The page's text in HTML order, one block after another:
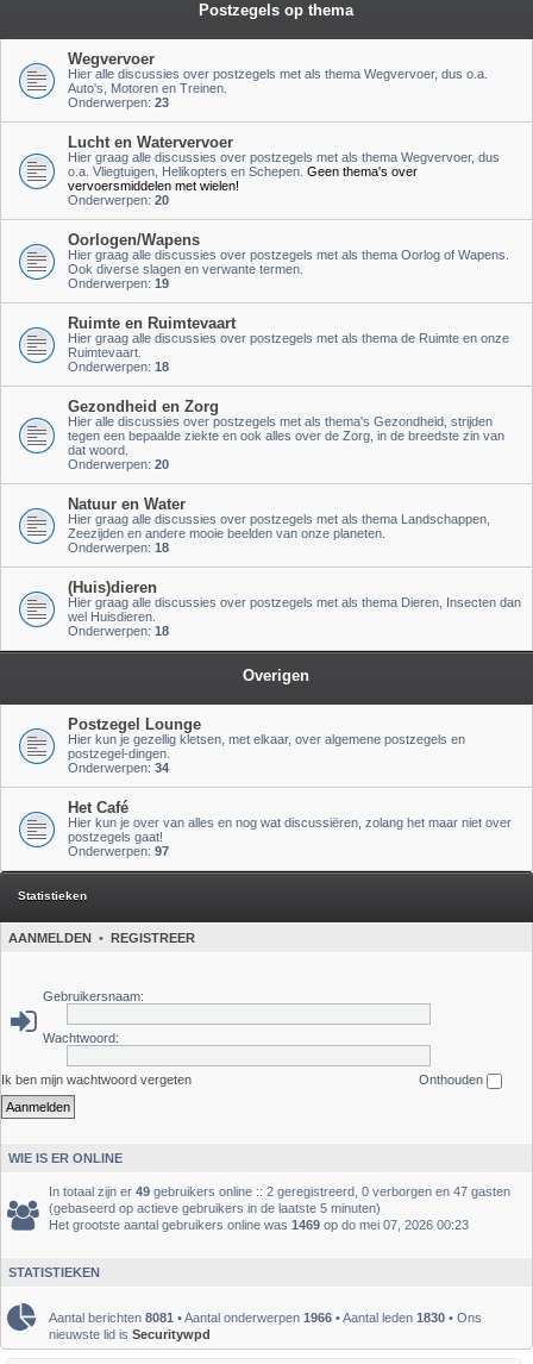
Postzegels op thema
Wegvervoer
Hier alle discussies over postzegels met als thema Wegvervoer, dus o.a.
Auto's, Motoren en Treinen.
Onderwerpen: 23
Lucht en Watervervoer
Hier graag alle discussies over postzegels met als thema Wegvervoer, dus
o.a. Vliegtuigen, Helikopters en Schepen. Geen thema's over
vervoersmiddelen met wielen!
Onderwerpen: 20
Oorlogen/Wapens
Hier graag alle discussies over postzegels met als thema Oorlog of Wapens.
Ook diverse slagen en verwante termen.
Onderwerpen: 19
Ruimte en Ruimtevaart
Hier graag alle discussies over postzegels met als thema de Ruimte en onze
Ruimtevaart.
Onderwerpen: 18
Gezondheid en Zorg
Hier alle discussies over postzegels met als thema's Gezondheid, strijden
tegen een bepaalde ziekte en ook alles over de Zorg, in de breedste zin van
dat woord.
Onderwerpen: 20
Natuur en Water
Hier graag alle discussies over postzegels met als thema Landschappen,
Zeezijden en andere mooie beelden van onze planeten.
Onderwerpen: 18
(Huis)dieren
Hier graag alle discussies over postzegels met als thema Dieren, Insecten dan
wel Huisdieren.
Onderwerpen: 18
Overigen
Postzegel Lounge
Hier kun je gezellig kletsen, met elkaar, over algemene postzegels en
postzegel-dingen.
Onderwerpen: 34
Het Café
Hier kun je over van alles en nog wat discussiëren, zolang het maar niet over
postzegels gaat!
Onderwerpen: 97
Statistieken
AANMELDEN • REGISTREER
Gebruikersnaam:
Wachtwoord:
Ik ben mijn wachtwoord vergeten Onthouden
WIE IS ER ONLINE
In totaal zijn er 49 gebruikers online :: 2 geregistreerd, 0 verborgen en 47 gasten
(gebaseerd op actieve gebruikers in de laatste 5 minuten)
Het grootste aantal gebruikers online was 1469 op do mei 07, 2026 00:23
STATISTIEKEN
Aantal berichten 8081 • Aantal onderwerpen 1966 • Aantal leden 1830 • Ons
nieuwste lid is Securitywpd